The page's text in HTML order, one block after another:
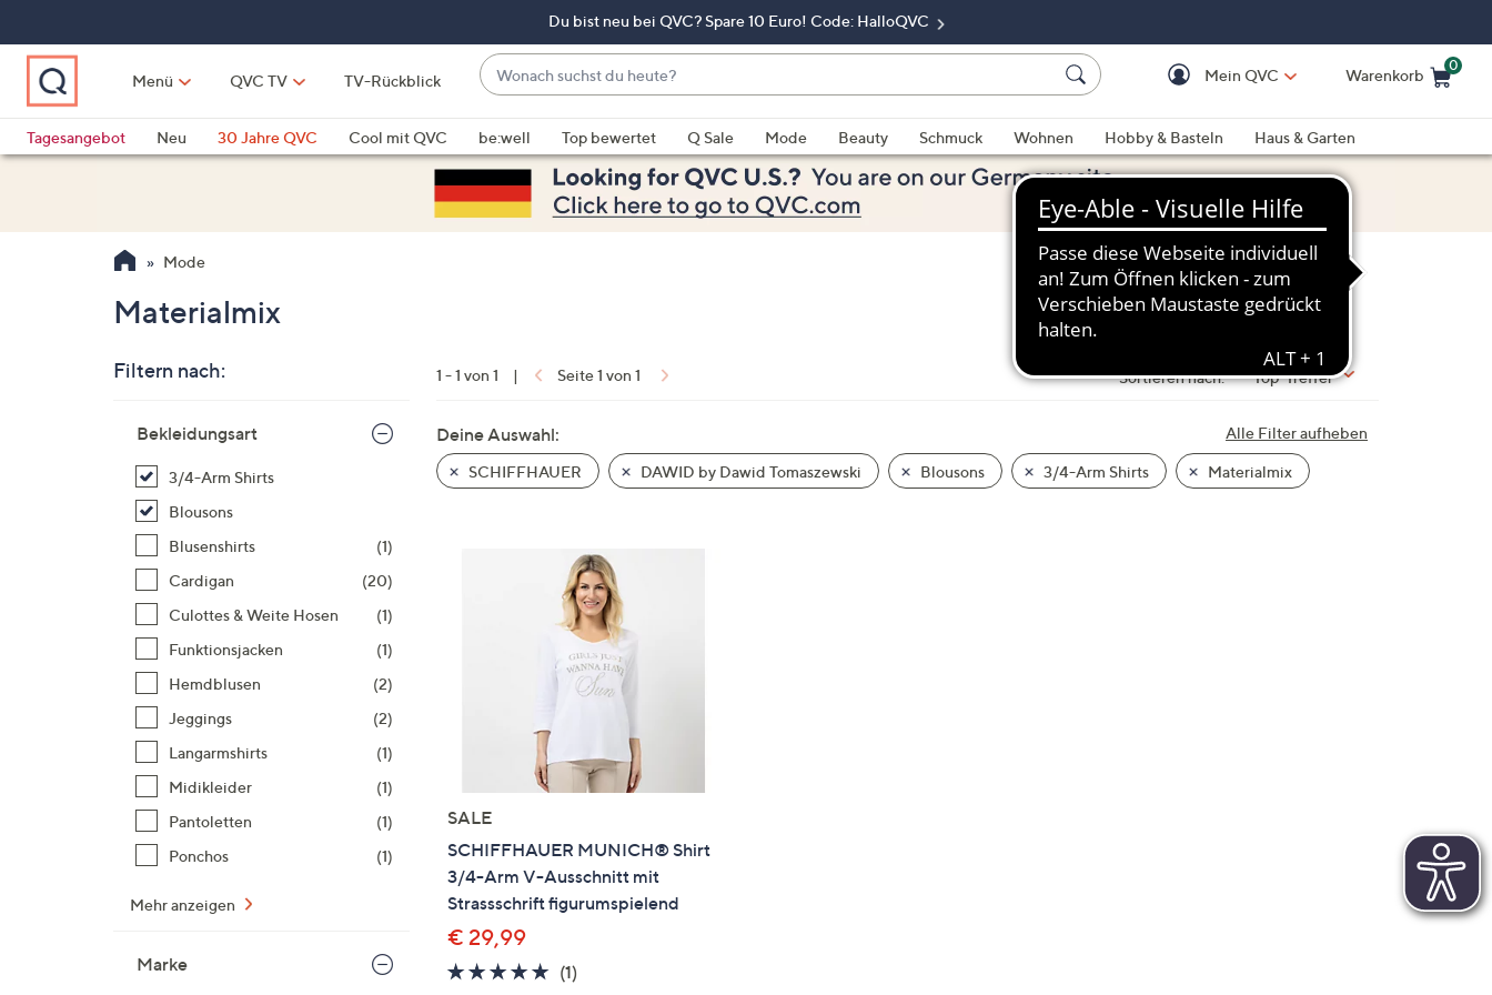
springen
Du bist neu bei QVC? Spare 10 Euro! Code: HalloQVC
Menü QVC TV TV-Rückblick
Wonach
suchst
du
heute?
Vorschläge
verfügbar
sind,
verwenden
und
unten
oder
wischen
anzuzeigen.
Mein QVC Warenkorb
0
Tagesangebot
Neu 30 Jahre QVC Cool mit QVC be:well Top bewertet Q Sale Mode Beauty Schmuck Wohnen Hobby & Basteln
Haus & Garten
Mode
Materialmix
Filtern nach:
Produktliste
Bekleidungsart
3/4-Arm Shirts
Blousons
Blusenshirts
(1)
Cardigan
(20)
Culottes & Weite Hosen
(1)
Funktionsjacken
(1)
Hemdblusen
(2)
Jeggings
(2)
Langarmshirts
(1)
Midikleider
(1)
Pantoletten
(1)
Ponchos
(1)
Mehr anzeigen
Marke
1 - 1 von 1 | Seite 1 von 1 Sortieren nach: Top-Treffer
Alle Filter aufheben
Deine Auswahl:
SCHIFFHAUER DAWID by Dawid Tomaszewski Blousons 3/4-Arm Shirts Materialmix
SALE
SCHIFFHAUER MUNICH® Shirt
3/4-Arm V-Ausschnitt mit
Strassschrift figurumspielend
€ 29,99
5.0
(1)1